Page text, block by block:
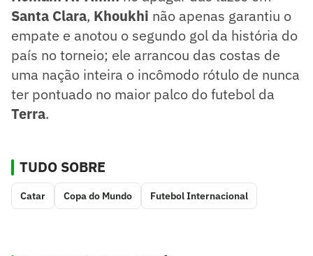
Santa Clara, Khoukhi não apenas garantiu o
empate e anotou o segundo gol da história do
país no torneio; ele arrancou das costas de
uma nação inteira o incômodo rótulo de nunca
ter pontuado no maior palco do futebol da
Terra.
TUDO SOBRE
Catar Copa do Mundo Futebol Internacional